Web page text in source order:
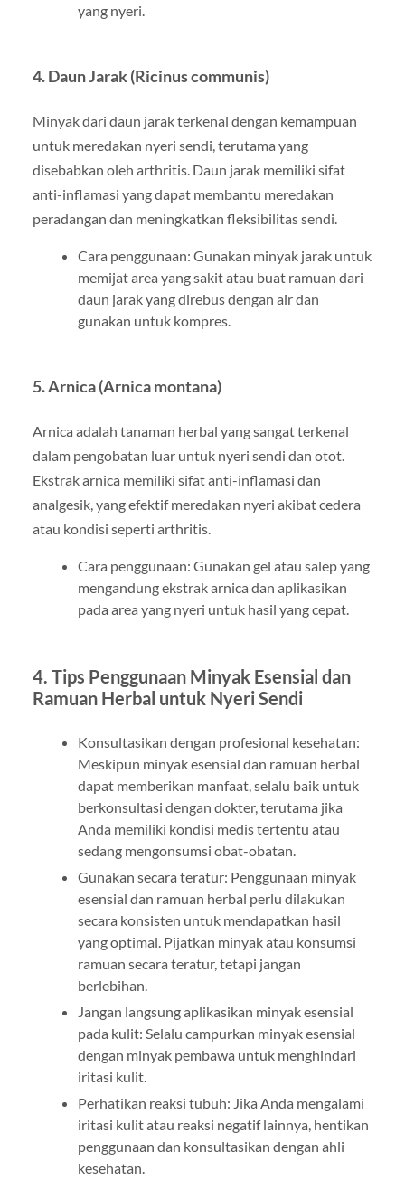
yang nyeri.
4. Daun Jarak (Ricinus communis)
Minyak dari daun jarak terkenal dengan kemampuan
untuk meredakan nyeri sendi, terutama yang
disebabkan oleh arthritis. Daun jarak memiliki sifat
anti-inflamasi yang dapat membantu meredakan
peradangan dan meningkatkan fleksibilitas sendi.
Cara penggunaan: Gunakan minyak jarak untuk
memijat area yang sakit atau buat ramuan dari
daun jarak yang direbus dengan air dan
gunakan untuk kompres.
5. Arnica (Arnica montana)
Arnica adalah tanaman herbal yang sangat terkenal
dalam pengobatan luar untuk nyeri sendi dan otot.
Ekstrak arnica memiliki sifat anti-inflamasi dan
analgesik, yang efektif meredakan nyeri akibat cedera
atau kondisi seperti arthritis.
Cara penggunaan: Gunakan gel atau salep yang
mengandung ekstrak arnica dan aplikasikan
pada area yang nyeri untuk hasil yang cepat.
4. Tips Penggunaan Minyak Esensial dan
Ramuan Herbal untuk Nyeri Sendi
Konsultasikan dengan profesional kesehatan:
Meskipun minyak esensial dan ramuan herbal
dapat memberikan manfaat, selalu baik untuk
berkonsultasi dengan dokter, terutama jika
Anda memiliki kondisi medis tertentu atau
sedang mengonsumsi obat-obatan.
Gunakan secara teratur: Penggunaan minyak
esensial dan ramuan herbal perlu dilakukan
secara konsisten untuk mendapatkan hasil
yang optimal. Pijatkan minyak atau konsumsi
ramuan secara teratur, tetapi jangan
berlebihan.
Jangan langsung aplikasikan minyak esensial
pada kulit: Selalu campurkan minyak esensial
dengan minyak pembawa untuk menghindari
iritasi kulit.
Perhatikan reaksi tubuh: Jika Anda mengalami
iritasi kulit atau reaksi negatif lainnya, hentikan
penggunaan dan konsultasikan dengan ahli
kesehatan.